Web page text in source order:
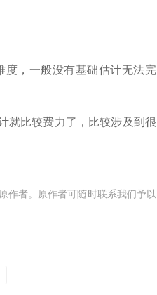
，一般没有基础估计无法完
就比较费力了，比较涉及到很
作者。原作者可随时联系我们予以